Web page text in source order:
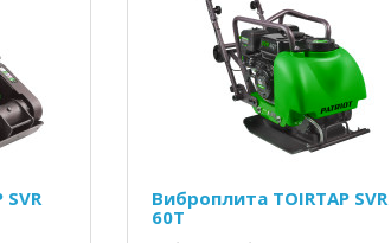
Виброплита TOIRTAP SVR
60T